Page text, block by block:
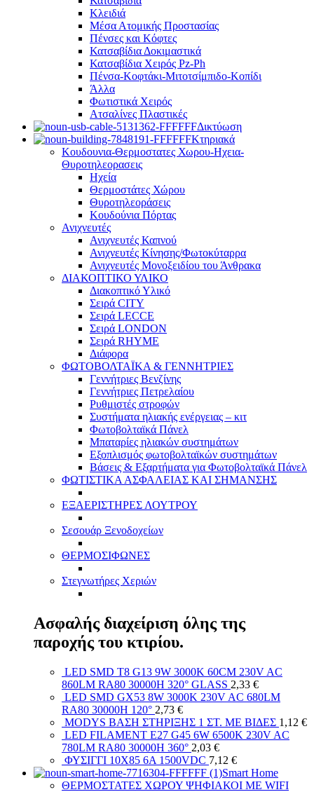
Κλειδιά
Μέσα Ατομικής Προστασίας
Πένσες και Κόφτες
Κατσαβίδια Δοκιμαστικά
Κατσαβίδια Χειρός Pz-Ph
Πένσα-Κοφτάκι-Μιτοτσίμπιδο-Κοπίδι
Άλλα
Φωτιστικά Χειρός
Ατσαλίνες Πλαστικές
Δικτύωση
Κτηριακά
Κουδουνια-Θερμοστατες Χωρου-Ηχεια-
Θυροτηλεορασεις
Ηχεία
Θερμοστάτες Χώρου
Θυροτηλεοράσεις
Κουδούνια Πόρτας
Ανιχνευτές
Ανιχνευτές Καπνού
Ανιχνευτές Κίνησης/Φωτοκύταρρα
Ανιχνευτές Μονοξειδίου του Άνθρακα
ΔΙΑΚΟΠΤΙΚΟ ΥΛΙΚΟ
Διακοπτικό Υλικό
Σειρά CITY
Σειρά LECCE
Σειρά LONDON
Σειρά RHYME
Διάφορα
ΦΩΤΟΒΟΛΤΑΪΚΑ & ΓΕΝΝΗΤΡΙΕΣ
Γεννήτριες Βενζίνης
Γεννήτριες Πετρελαίου
Ρυθμιστές στροφών
Συστήματα ηλιακής ενέργειας – κιτ
Φωτοβολταϊκά Πάνελ
Μπαταρίες ηλιακών συστημάτων
Εξοπλισμός φωτοβολταϊκών συστημάτων
Βάσεις & Εξαρτήματα για Φωτοβολταϊκά Πάνελ
ΦΩΤΙΣΤΙΚΑ ΑΣΦΑΛΕΙΑΣ ΚΑΙ ΣΗΜΑΝΣΗΣ
ΕΞΑΕΡΙΣΤΗΡΕΣ ΛΟΥΤΡΟΥ
Σεσουάρ Ξενοδοχείων
ΘΕΡΜΟΣΙΦΩΝΕΣ
Στεγνωτήρες Χεριών
Ασφαλής διαχείριση όλης της
παροχής του κτιρίου.
LED SMD T8 G13 9W 3000K 60CM 230V AC
860LM RA80 30000H 320° GLASS 2,33 €
LED SMD GX53 8W 3000K 230V AC 680LM
RA80 30000H 120° 2,73 €
MODYS ΒΑΣΗ ΣΤΗΡΙΞΗΣ 1 ΣΤ. ΜΕ ΒΙΔΕΣ 1,12 €
LED FILAMENT E27 G45 6W 6500K 230V AC
780LM RA80 30000H 360° 2,03 €
ΦΥΣΙΓΓΙ 10X85 6A 1500VDC 7,12 €
Smart Home
ΘΕΡΜΟΣΤΑΤΕΣ ΧΩΡΟΥ ΨΗΦΙΑΚΟΙ ΜΕ WIFI